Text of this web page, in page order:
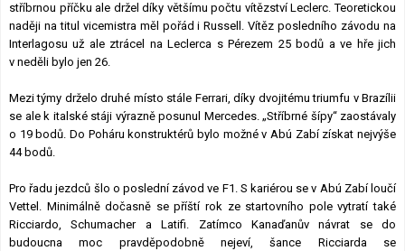
stříbrnou příčku ale držel díky většímu počtu vítězství Leclerc. Teoretickou
naději na titul vicemistra měl pořád i Russell. Vítěz posledního závodu na
Interlagosu už ale ztrácel na Leclerca s Pérezem 25 bodů a ve hře jich
v neděli bylo jen 26.
Mezi týmy drželo druhé místo stále Ferrari, díky dvojitému triumfu v Brazílii
se ale k italské stáji výrazně posunul Mercedes. „Stříbrné šípy“ zaostávaly
o 19 bodů. Do Poháru konstruktérů bylo možné v Abú Zabí získat nejvýše
44 bodů.
Pro řadu jezdců šlo o poslední závod ve F1. S kariérou se v Abú Zabí loučí
Vettel. Minimálně dočasně se příští rok ze startovního pole vytratí také
Ricciardo, Schumacher a Latifi. Zatímco Kanaďanův návrat se do
budoucna moc pravděpodobně nejeví, šance Ricciarda se